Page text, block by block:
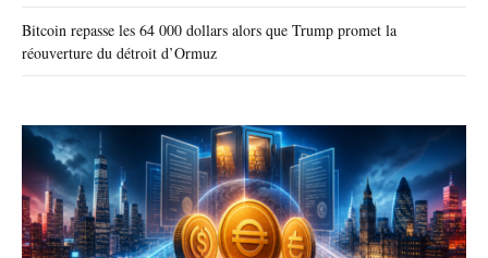
Bitcoin repasse les 64 000 dollars alors que Trump promet la
réouverture du détroit d’Ormuz